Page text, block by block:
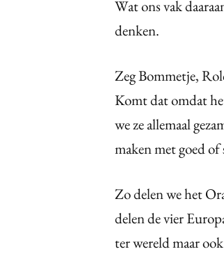
Wat ons vak
denken.
Zeg Bommetje,
Komt dat omdat
we ze allemaal
maken met goed of
Zo delen we het
delen de vier
ter wereld maar